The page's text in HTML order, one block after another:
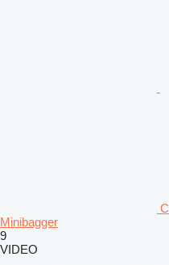
Minibagger
9
VIDEO